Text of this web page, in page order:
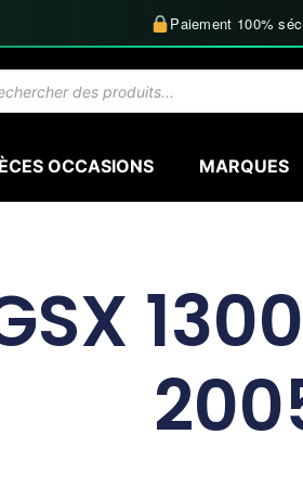
Paiement 100%
OCCASIONS MARQUES